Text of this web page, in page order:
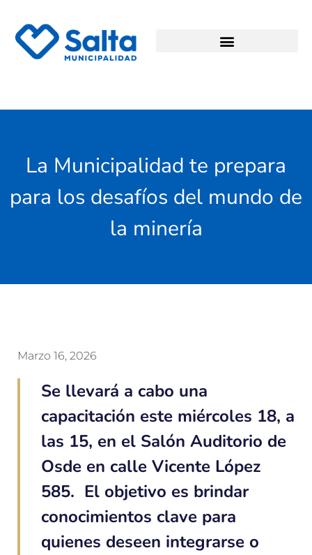
La Municipalidad te prepara
para los desafíos del mundo de
la minería
Marzo 16, 2026
Se llevará a cabo una
capacitación este miércoles 18, a
las 15, en el Salón Auditorio de
Osde en calle Vicente López
585. El objetivo es brindar
conocimientos clave para
quienes deseen integrarse o